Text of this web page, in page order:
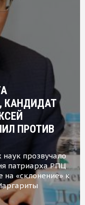
КАНДИДАТ
ПРОТИВ
прозвучало
патриарха РПЦ
на «склонение» к